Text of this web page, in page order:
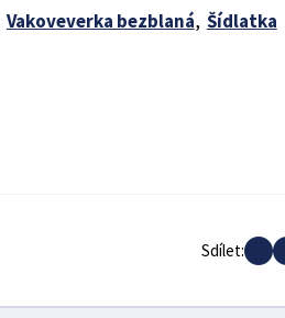
Vakoveverka bezblaná, Šídlatka
Sdílet: